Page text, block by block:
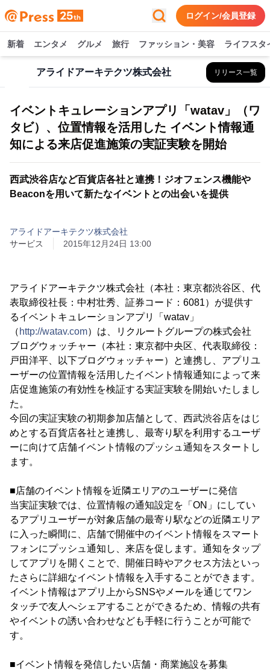
ログイン/会員登録
新着 エンタメ グルメ 旅行 ファッション・美容 ライフスタ
アライドアーキテクツ株式会社 リリース一覧
イベントキュレーションアプリ「watav」（ワ
タビ）、位置情報を活用した イベント情報通
知による来店促進施策の実証実験を開始
西武渋谷店など百貨店各社と連携！ジオフェンス機能や
Beaconを用いて新たなイベントとの出会いを提供
アライドアーキテクツ株式会社
サービス
2015年12月24日 13:00
アライドアーキテクツ株式会社（本社：東京都渋谷区、代
表取締役社長：中村壮秀、証券コード：6081）が提供す
るイベントキュレーションアプリ「watav」
（ http://watav.com）は、リクルートグループの株式会社
ブログウォッチャー（本社：東京都中央区、代表取締役：
戸田洋平、以下ブログウォッチャー）と連携し、アプリユ
ーザーの位置情報を活用したイベント情報通知によって来
店促進施策の有効性を検証する実証実験を開始いたしまし
た。
今回の実証実験の初期参加店舗として、西武渋谷店をはじ
めとする百貨店各社と連携し、最寄り駅を利用するユーザ
ーに向けて店舗イベント情報のプッシュ通知をスタートし
ます。
■店舗のイベント情報を近隣エリアのユーザーに発信
当実証実験では、位置情報の通知設定を「ON」にしてい
るアプリユーザーが対象店舗の最寄り駅などの近隣エリア
に入った瞬間に、店舗で開催中のイベント情報をスマート
フォンにプッシュ通知し、来店を促します。通知をタップ
してアプリを開くことで、開催日時やアクセス方法といっ
たさらに詳細なイベント情報を入手することができます。
イベント情報はアプリ上からSNSやメールを通じてワン
タッチで友人へシェアすることができるため、情報の共有
やイベントの誘い合わせなども手軽に行うことが可能で
す。
■イベント情報を発信したい店舗・商業施設を募集